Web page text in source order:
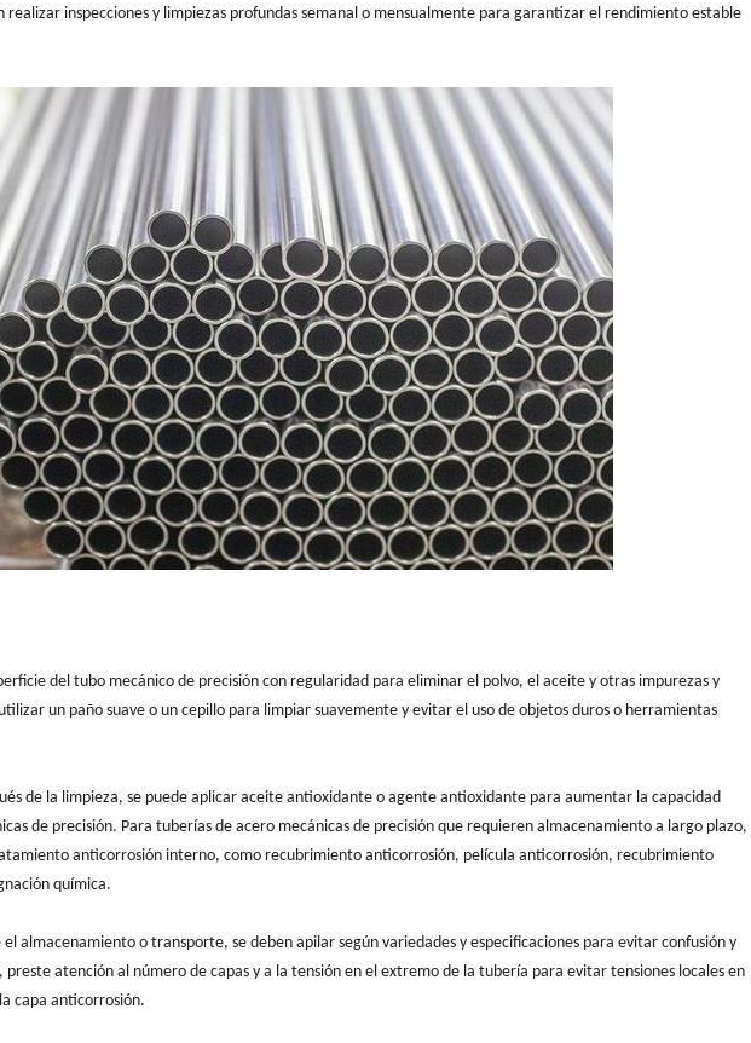
realizar inspecciones y limpiezas profundas semanal o mensualmente para garantizar el rendimiento estable
del tubo mecánico de precisión con regularidad para eliminar el polvo, el aceite y otras impurezas y
un paño suave o un cepillo para limpiar suavemente y evitar el uso de objetos duros o herramientas
de la limpieza, se puede aplicar aceite antioxidante o agente antioxidante para aumentar la capacidad
de precisión. Para tuberías de acero mecánicas de precisión que requieren almacenamiento a largo plazo,
anticorrosión interno, como recubrimiento anticorrosión, película anticorrosión, recubrimiento
química.
almacenamiento o transporte, se deben apilar según variedades y especificaciones para evitar confusión y
atención al número de capas y a la tensión en el extremo de la tubería para evitar tensiones locales en
capa anticorrosión.